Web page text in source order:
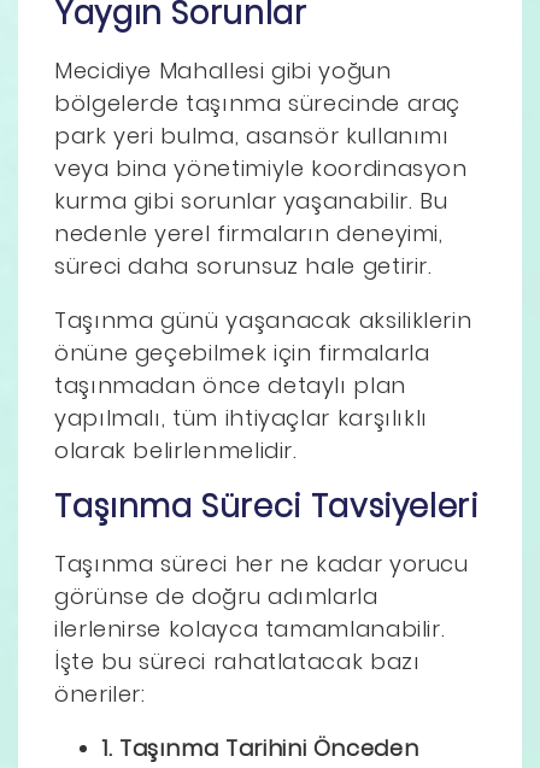
Yaygın Sorunlar
Mecidiye Mahallesi gibi yoğun
bölgelerde taşınma sürecinde araç
park yeri bulma, asansör kullanımı
veya bina yönetimiyle koordinasyon
kurma gibi sorunlar yaşanabilir. Bu
nedenle yerel firmaların deneyimi,
süreci daha sorunsuz hale getirir.
Taşınma günü yaşanacak aksiliklerin
önüne geçebilmek için firmalarla
taşınmadan önce detaylı plan
yapılmalı, tüm ihtiyaçlar karşılıklı
olarak belirlenmelidir.
Taşınma Süreci Tavsiyeleri
Taşınma süreci her ne kadar yorucu
görünse de doğru adımlarla
ilerlenirse kolayca tamamlanabilir.
İşte bu süreci rahatlatacak bazı
öneriler:
1. Taşınma Tarihini Önceden